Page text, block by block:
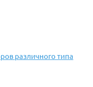
различного типа